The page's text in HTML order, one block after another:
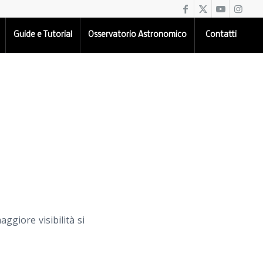
Guide e Tutorial Osservatorio Astronomico Contatti
visibilità si